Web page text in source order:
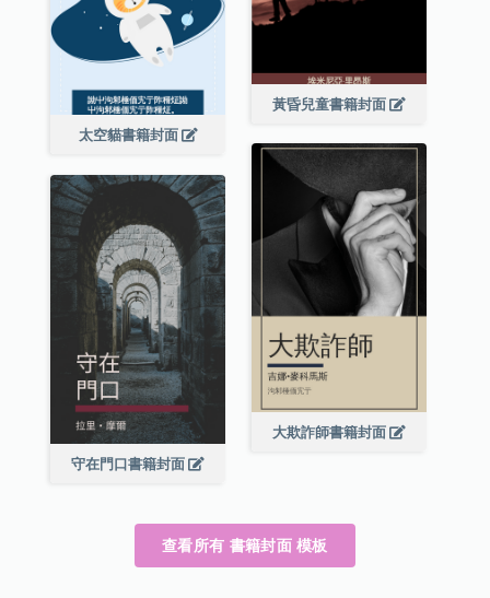
黃昏兒童書籍封面
太空貓書籍封面
大欺詐師書籍封面
守在門口書籍封面
查看所有 書籍封面 模板